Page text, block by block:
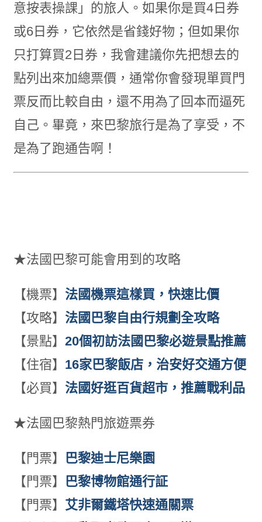
意按表操課」的旅人。如果你是買4日券
或6日券，它依然是省錢好物；但如果你
只打算買2日券，我會建議你先把想去的
點列出來加總票價，通常你會發現單買門
票反而比較自由，還不用為了回本而逼死
自己。畢竟，來巴黎旅行是為了享受，不
是為了跑通告啊！
★法國巴黎可能會用到的攻略
【機票】 法國機票這樣買，快速比價
【攻略】 法國巴黎自由行規劃全攻略
【景點】 20個初訪法國巴黎必遊景點推薦
【住宿】 16家巴黎飯店，治安好交通方便
【必買】 法國好逛百貨超市，推薦戰利品
★法國巴黎熱門旅遊票券
【門票】 巴黎迪士尼樂園
【門票】 巴黎博物館通行証
【門票】 艾非爾鐵塔快速通關票